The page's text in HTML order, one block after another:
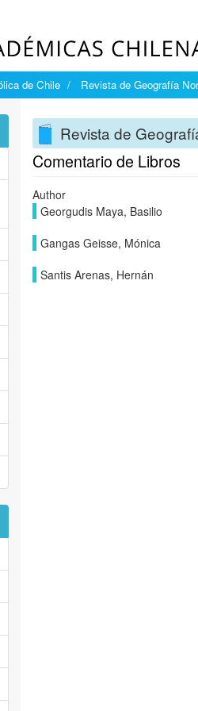
de Chile Revista de Geografía
Revista de
Comentario de Libros
Author
Georgudis Maya, Basilio
Gangas Geisse, Mónica
Santis Arenas, Hernán